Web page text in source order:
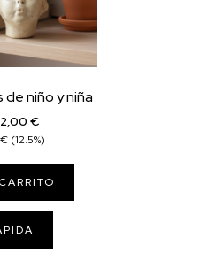
de niño y niña
€.
€El
precio
42,00 €.
€ (12.5%)